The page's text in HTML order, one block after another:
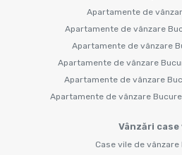
Apartamente de
Apartamente de vânzare
Apartamente de vânzare
Apartamente de vânzare
Apartamente de vânzare
Apartamente de vânzare
Vânzări case
Case vile de